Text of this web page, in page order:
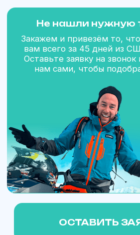
Спросите у нас
Сомневаетесь в выборе или есть
вопросы по доставке?
Свяжитесь с нами
Отдел запчастей: